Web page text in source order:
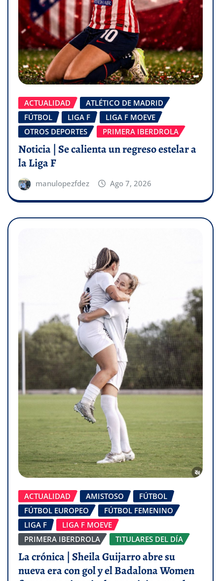
ACTUALIDAD
ATLÉTICO DE MADRID
FÚTBOL
LIGA F
LIGA F MOEVE
OTROS DEPORTES
PRIMERA IBERDROLA
Noticia | Se calienta un regreso estelar a
la Liga F
manulopezfdez Ago 7, 2026
ACTUALIDAD AMISTOSO
FÚTBOL
FÚTBOL EUROPEO
FÚTBOL FEMENINO
LIGA F
LIGA F MOEVE
PRIMERA IBERDROLA
TITULARES DEL DÍA
La crónica | Sheila Guijarro abre su
nueva era con gol y el Badalona Women